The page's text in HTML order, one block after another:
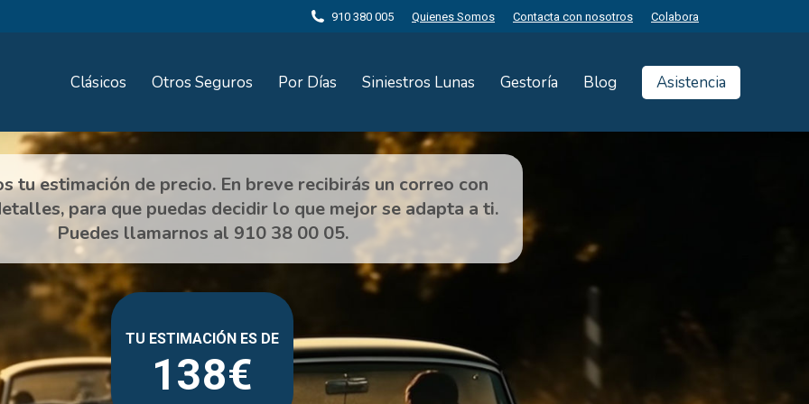
910 380 005 Quienes Somos Contacta con nosotros Colabora
Clásicos Otros Seguros Por Días Siniestros Lunas Gestoría Blog Asistencia
138